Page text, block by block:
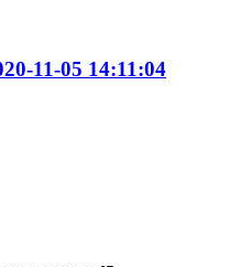
11-05 14:11:04